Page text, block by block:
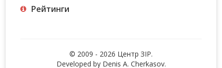
Рейтинги
© 2009 - 2026 Центр ЗIР.
Developed by Denis A. Cherkasov.